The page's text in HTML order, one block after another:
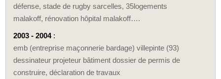
défense, stade de rugby sarcelles, 35logements
malakoff, rénovation hôpital malakoff….
2003 - 2004:
emb (entreprise maçonnerie bardage) villepinte (93)
dessinateur projeteur bâtiment dossier de permis de
construire, déclaration de travaux